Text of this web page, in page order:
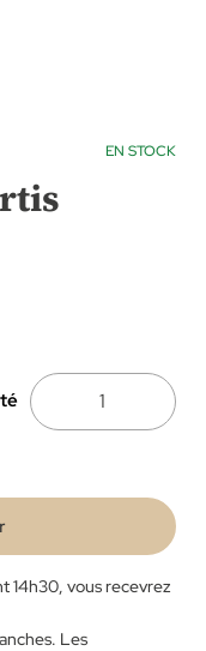
EN STOCK
14h30, vous recevrez
Les